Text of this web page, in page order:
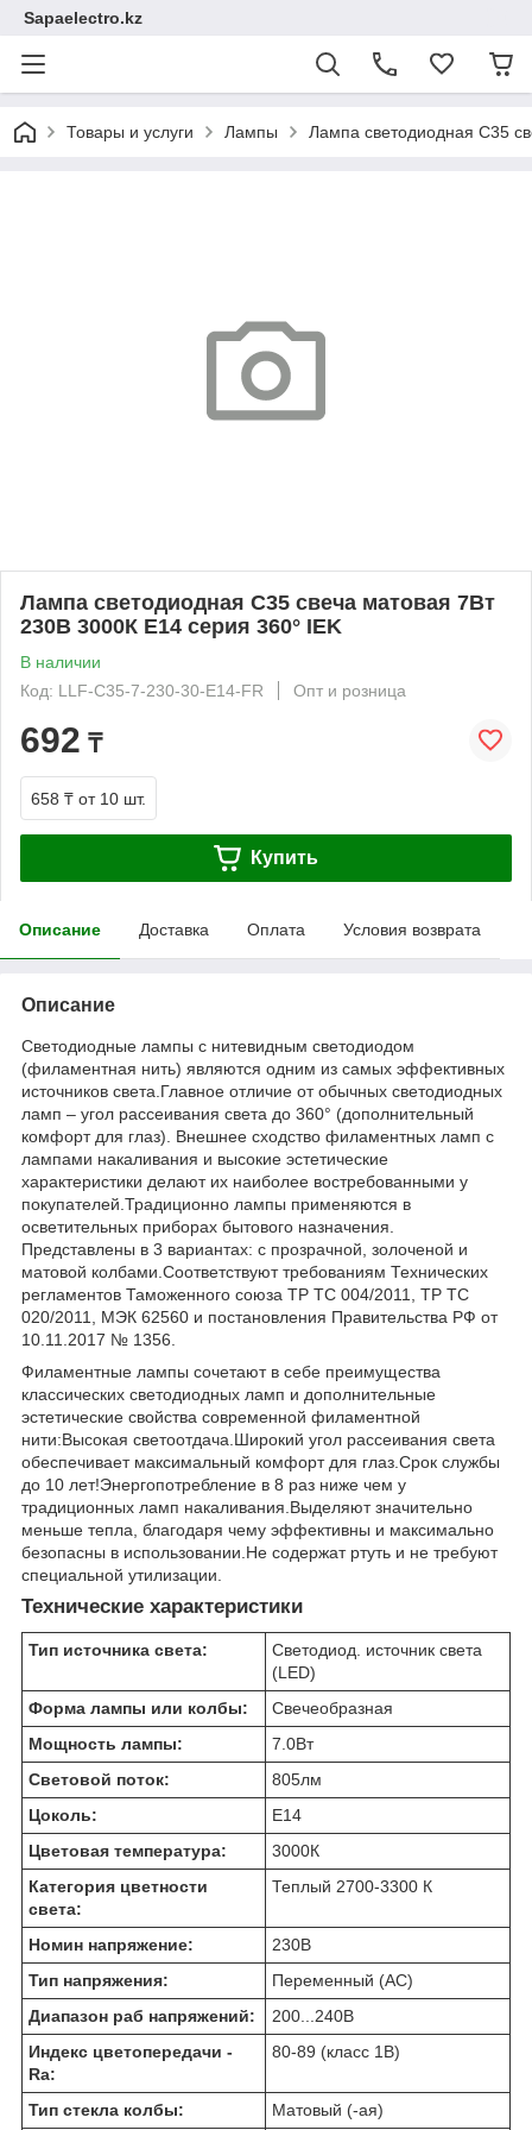
Sapaelectro.kz
Товары и услуги Лампы Лампа светодиодная C35
Лампа светодиодная C35 свеча матовая 7Вт
230В 3000К E14 серия 360° IEK
В наличии
Код: LLF-C35-7-230-30-E14-FR
Опт и розница
692 ₸
658 ₸ от 10 шт.
Купить
Описание Доставка Оплата Условия возврата
Описание
Светодиодные лампы с нитевидным светодиодом
(филаментная нить) являются одним из самых эффективных
источников света.Главное отличие от обычных светодиодных
ламп – угол рассеивания света до 360° (дополнительный
комфорт для глаз). Внешнее сходство филаментных ламп с
лампами накаливания и высокие эстетические
характеристики делают их наиболее востребованными у
покупателей.Традиционно лампы применяются в
осветительных приборах бытового назначения.
Представлены в 3 вариантах: с прозрачной, золоченой и
матовой колбами.Соответствуют требованиям Технических
регламентов Таможенного союза ТР ТС 004/2011, ТР ТС
020/2011, МЭК 62560 и постановления Правительства РФ от
10.11.2017 № 1356.
Филаментные лампы сочетают в себе преимущества
классических светодиодных ламп и дополнительные
эстетические свойства современной филаментной
нити:Высокая светоотдача.Широкий угол рассеивания света
обеспечивает максимальный комфорт для глаз.Срок службы
до 10 лет!Энергопотребление в 8 раз ниже чем у
традиционных ламп накаливания.Выделяют значительно
меньше тепла, благодаря чему эффективны и максимально
безопасны в использовании.Не содержат ртуть и не требуют
специальной утилизации.
Технические характеристики
Тип источника света:
Светодиод. источник света
(LED)
Форма лампы или колбы:
Свечеобразная
Мощность лампы:
7.0Вт
Световой поток:
805лм
Цоколь:
E14
Цветовая температура:
3000К
Категория цветности
света:
Теплый 2700-3300 К
Номин напряжение: 230В
Тип напряжения:
Переменный (AC)
Диапазон раб напряжений:
200...240В
Индекс цветопередачи -
Ra:
80-89 (класс 1B)
Тип стекла колбы: Матовый (-ая)